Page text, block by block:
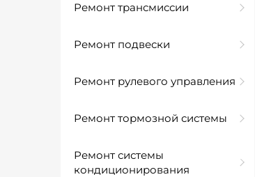
Ремонт трансмиссии
Ремонт подвески
Ремонт рулевого управления
Ремонт тормозной системы
Ремонт системы
кондиционирования